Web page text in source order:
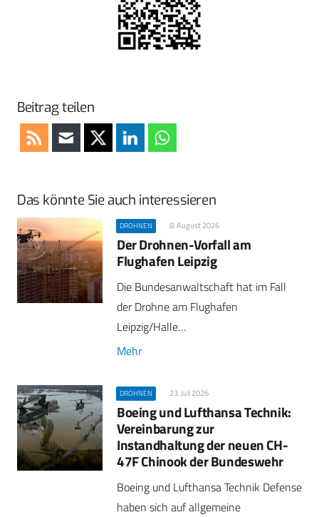
Beitrag teilen
Das könnte Sie auch interessieren
DROHNEN 8. August 2026
Der Drohnen-Vorfall am
Flughafen Leipzig
Die Bundesanwaltschaft hat im Fall
der Drohne am Flughafen
Leipzig/Halle…
Mehr
DROHNEN 23. Juli 2026
Boeing und Lufthansa Technik:
Vereinbarung zur
Instandhaltung der neuen CH-
47F Chinook der Bundeswehr
Boeing und Lufthansa Technik Defense
haben sich auf allgemeine